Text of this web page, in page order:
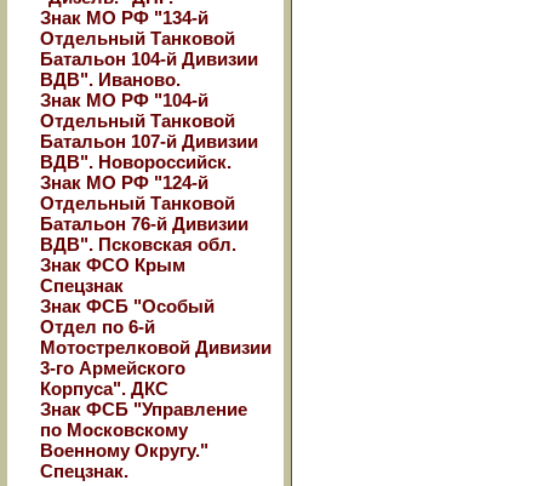
Знак МО РФ "134-й
Отдельный Танковой
Батальон 104-й Дивизии
ВДВ". Иваново.
Знак МО РФ "104-й
Отдельный Танковой
Батальон 107-й Дивизии
ВДВ". Новороссийск.
Знак МО РФ "124-й
Отдельный Танковой
Батальон 76-й Дивизии
ВДВ". Псковская обл.
Знак ФСО Крым
Спецзнак
Знак ФСБ "Особый
Отдел по 6-й
Мотострелковой Дивизии
3-го Армейского
Корпуса". ДКС
Знак ФСБ "Управление
по Московскому
Военному Округу."
Спецзнак.